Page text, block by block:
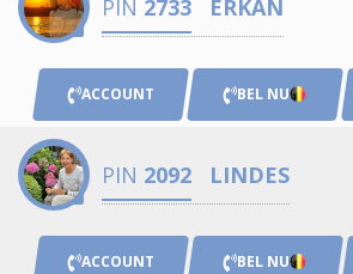
PIN 2733 ERKAN
ACCOUNT BEL NU
PIN 2092 LINDES
ACCOUNT BEL NU